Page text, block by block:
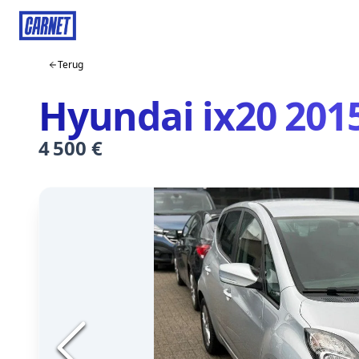
Terug
Hyundai ix20
4 500 €